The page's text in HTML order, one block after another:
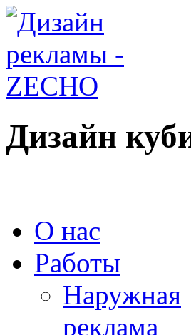
Дизайн
О нас
Работы
Наружная
реклама